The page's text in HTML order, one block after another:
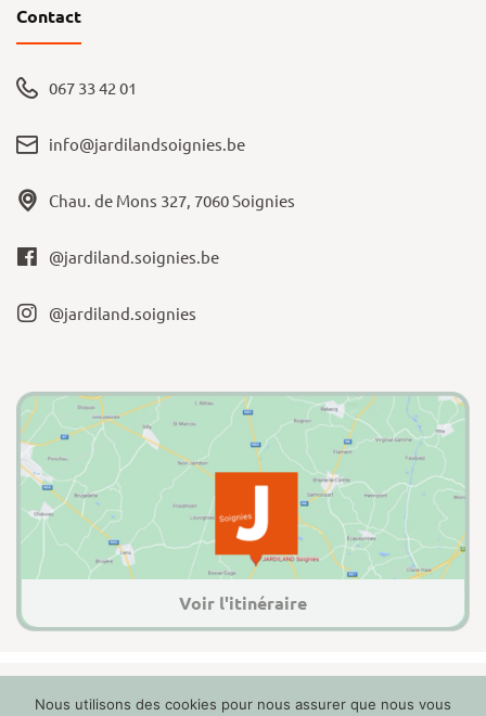
Contact
067 33 42 01
info@jardilandsoignies.be
Chau. de Mons 327, 7060 Soignies
@jardiland.soignies.be
@jardiland.soignies
Voir l'itinéraire
Nous utilisons des cookies pour nous assurer que nous vous